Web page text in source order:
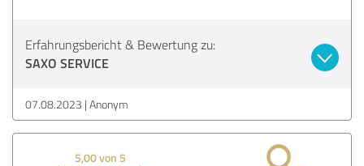
Erfahrungsbericht & Bewertung zu:
SAXO SERVICE
07.08.2023 Anonym
5,00 von 5